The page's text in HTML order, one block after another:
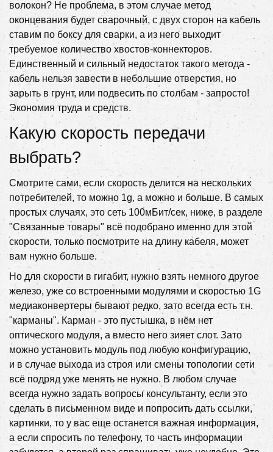
волокон? Не проблема, в этом случае метод
оконцевания будет сварочный, с двух сторон на кабель
ставим по боксу для сварки, а из него выходит
требуемое количество хвостов-коннекторов.
Единственный и сильный недостаток такого метода -
кабель нельзя завести в небольшие отверстия, но
зарыть в грунт, или подвесить по столбам - запросто!
Экономия труда и средств.
Какую скорость передачи
выбрать?
Смотрите сами, если скорость делится на нескольких
потребителей, то можно 1g, а можно и больше. В самых
простых случаях, это сеть 100мБит/сек, ниже, в разделе
"Связанные товары" всё подобрано именно для этой
скорости, только посмотрите на длину кабеля, может
вам нужно больше.
Но для скорости в гигабит, нужно взять немного другое
железо, уже со встроенными модулями и скоростью 1G
медиаконвертеры бывают редко, зато всегда есть т.н.
"карманы". Карман - это пустышка, в нём нет
оптического модуля, а вместо него зияет слот. Зато
можно установить модуль под любую конфигурацию,
и в случае выхода из строя или смены топологии сети
всё подряд уже менять не нужно. В любом случае
всегда нужно задать вопросы консультанту, если это
сделать в письменном виде и попросить дать ссылки,
картинки, то у вас еще останется важная информация,
а если спросить по телефону, то часть информации